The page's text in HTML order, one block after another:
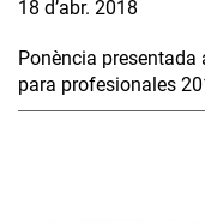
18 d’abr. 2018
Ponència
para profesionales